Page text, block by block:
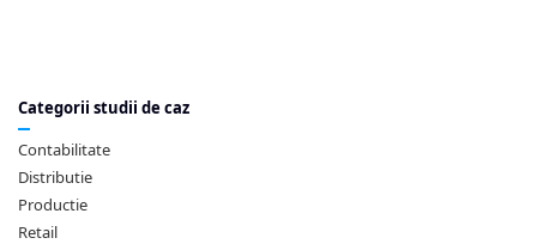
Categorii studii de caz
Contabilitate
Distributie
Productie
Retail